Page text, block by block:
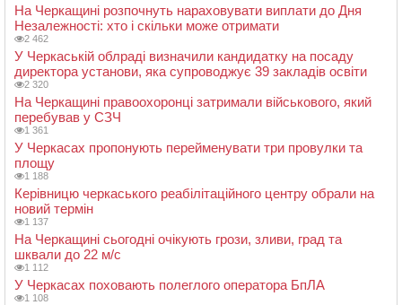
На Черкащині розпочнуть нараховувати виплати до Дня
Незалежності: хто і скільки може отримати
2 462
У Черкаській облраді визначили кандидатку на посаду
директора установи, яка супроводжує 39 закладів освіти
2 320
На Черкащині правоохоронці затримали військового, який
перебував у СЗЧ
1 361
У Черкасах пропонують перейменувати три провулки та
площу
1 188
Керівницю черкаського реабілітаційного центру обрали на
новий термін
1 137
На Черкащині сьогодні очікують грози, зливи, град та
шквали до 22 м/с
1 112
У Черкасах поховають полеглого оператора БпЛА
1 108